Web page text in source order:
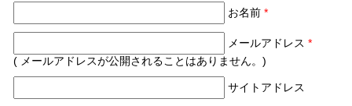
お名前*
メールアドレス*
( メールアドレスが公開されることはありません。)
サイトアドレス